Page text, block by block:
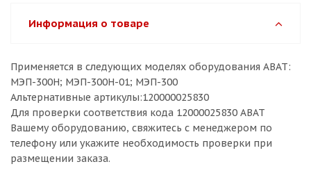
Информация о товаре
Применяется в следующих моделях оборудования ABAT:
МЭП-300Н; МЭП-300Н-01; МЭП-300
Альтернативные артикулы:120000025830
Для проверки соответствия кода 12000025830 ABAT
Вашему оборудованию, свяжитесь с менеджером по
телефону или укажите необходимость проверки при
размещении заказа.